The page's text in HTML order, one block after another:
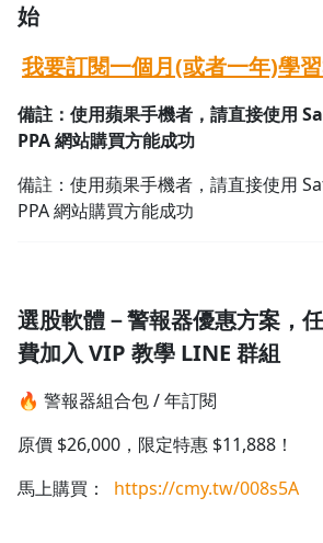
始
我要訂閱一個月(或者一年)學
備註：使用蘋果手機者，請直接使用
PPA 網站購買方能成功
備註：使用蘋果手機者，請直接使用
PPA 網站購買方能成功
選股軟體－警報器優惠方案，
費加入 VIP 教學 LINE 群組
🔥 警報器組合包 / 年訂閱
原價 $26,000，限定特惠 $11,888！
馬上購買：
https://cmy.tw/008s5A